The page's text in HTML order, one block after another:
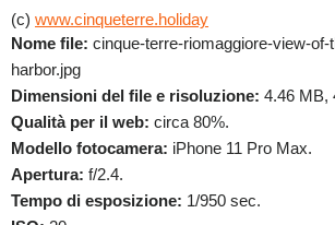
(c) www.cinqueterre.holiday
Nome file: cinque-terre-riomaggiore-view-
harbor.jpg
Dimensioni del file e risoluzione: 4.46 MB,
Qualità per il web: circa 80%.
Modello fotocamera: iPhone 11 Pro Max.
Apertura: f/2.4.
Tempo di esposizione: 1/950 sec.